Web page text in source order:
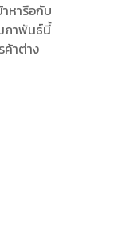
หารือกับ
ภาพันธ์นี้
ค้าต่าง